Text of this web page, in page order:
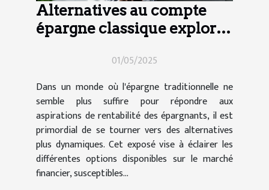
Alternatives au compte
épargne classique explorer
rentabilité accrue
01/05/2025
Dans un monde où l'épargne traditionnelle ne
semble plus suffire pour répondre aux
aspirations de rentabilité des épargnants, il est
primordial de se tourner vers des alternatives
plus dynamiques. Cet exposé vise à éclairer les
différentes options disponibles sur le marché
financier, susceptibles...